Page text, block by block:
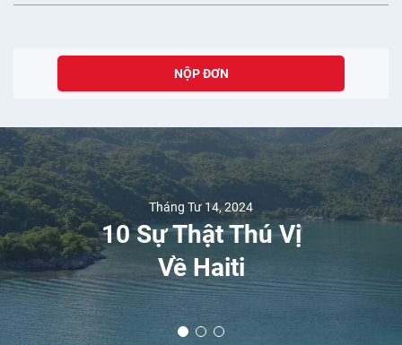
NỘP ĐƠN
Tháng Tư 14, 2024
10 Sự Thật Thú Vị
Về Haiti